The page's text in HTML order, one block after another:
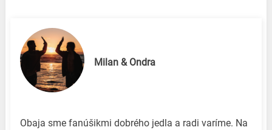
Milan & Ondra
Obaja sme fanúšikmi dobrého jedla a radi varíme. Na